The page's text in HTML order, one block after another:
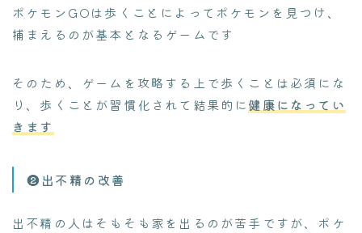
ポケモンGOは歩くことによってポケモンを見つけ、
捕まえるのが基本となるゲームです
そのため、ゲームを攻略する上で歩くことは必須にな
り、歩くことが習慣化されて結果的に健康になってい
きます
❷出不精の改善
出不精の人はそもそも家を出るのが苦手ですが、ポケ